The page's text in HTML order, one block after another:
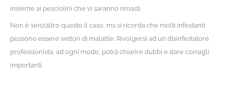
insieme ai pesciolini che vi saranno rimasti.
Non è senz’altro questo il caso, ms si ricorda che molti infestanti
possono essere vettori di malattie. Rivolgersi ad un disinfestatore
professionista, ad ogni modo, potrà chiarire dubbi e dare consigli
importanti.